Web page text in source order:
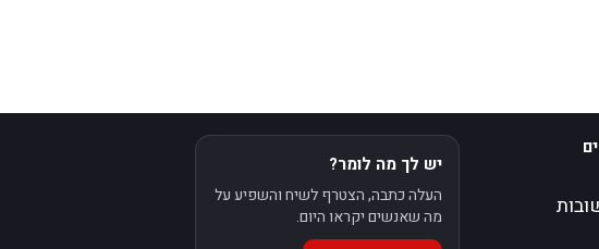
יש לך מה לומר?
העלה כתבה, הצטרף לשיח והשפיע על
מה שאנשים יקראו היום.